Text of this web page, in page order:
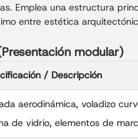
Emplea una estructura
entre estética
modular)
/ Descripción
aerodinámica, voladizo
de vidrio, elementos de